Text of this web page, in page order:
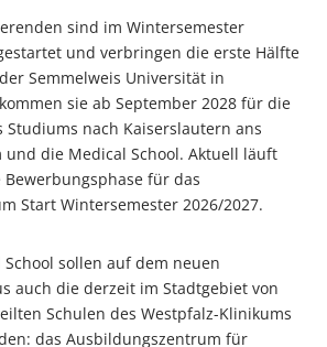
sind im Wintersemester
und verbringen die erste Hälfte
Semmelweis Universität in
sie ab September 2028 für die
Studiums nach Kaiserslautern ans
und die Medical School. Aktuell läuft
für das
Start Wintersemester 2026/2027.
sollen auf dem neuen
auch die derzeit im Stadtgebiet von
Schulen des Westpfalz-Klinikums
das Ausbildungszentrum für